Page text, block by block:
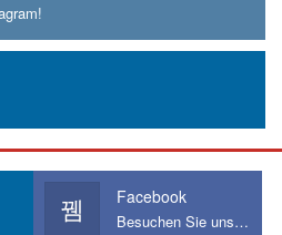
Facebook
Besuchen Sie uns auf Facebook